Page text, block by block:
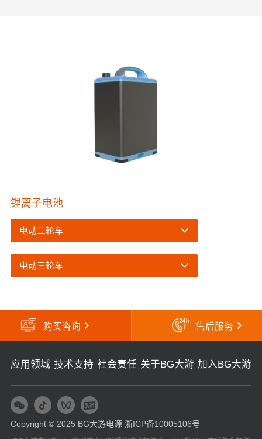
锂离子电池
电动二轮车
电动三轮车
购买咨询 售后服务
应用领域 技术支持 社会责任 关于BG大游 加入BG大游
Copyright © 2025 BG大游电源 浙ICP备10005106号